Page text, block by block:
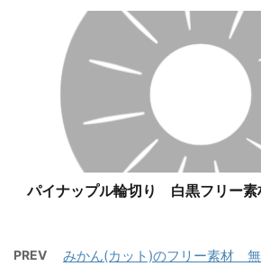
パイナップル輪切り 白黒フリー
PREV みかん(カット)のフリー素材 無